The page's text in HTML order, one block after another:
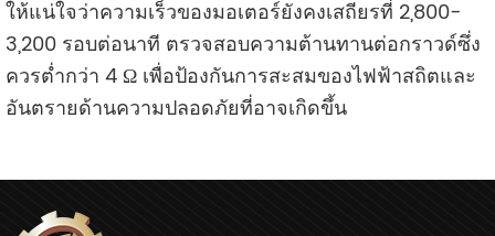
ให้แน่ใจว่าความเร็วของมอเตอร์ยังคงเสถียรที่ 2,800-
3,200 รอบต่อนาที ตรวจสอบความต้านทานต่อกราวด์ซึ่ง
ควรต่ำกว่า 4 Ω เพื่อป้องกันการสะสมของไฟฟ้าสถิตและ
อันตรายด้านความปลอดภัยที่อาจเกิดขึ้น